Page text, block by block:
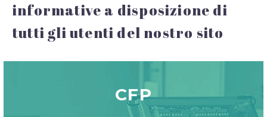
informative a disposizione di
tutti gli utenti del nostro sito
CFP